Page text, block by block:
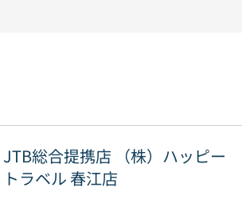
JTB総合提携店 （株）ハッピー
トラベル 春江店